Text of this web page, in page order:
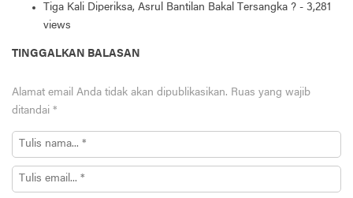
Tiga Kali Diperiksa, Asrul Bantilan Bakal Tersangka ? - 3,281
views
TINGGALKAN BALASAN
Alamat email Anda tidak akan dipublikasikan. Ruas yang wajib
ditandai *